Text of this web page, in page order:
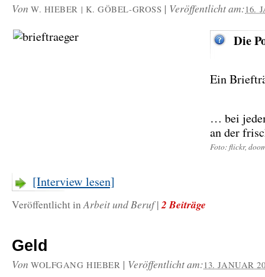
Von W. HIEBER | K. GÖBEL-GROSS | Veröffentlicht am:16.
Die
Ein
… bei
an der
Foto: flickr,
[Interview lesen]
Veröffentlicht inArbeit und Beruf | 2 Beiträge
Geld
Von WOLFGANG HIEBER | Veröffentlicht am:13. JANUAR